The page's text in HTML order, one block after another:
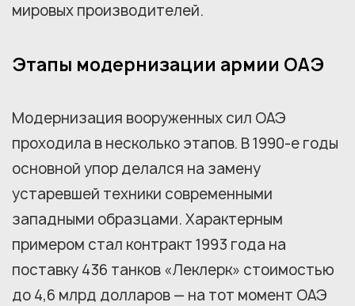
мировых производителей.
Этапы модернизации армии ОАЭ
Модернизация вооруженных сил ОАЭ
проходила в несколько этапов. В 1990-е годы
основной упор делался на замену
устаревшей техники современными
западными образцами. Характерным
примером стал контракт 1993 года на
поставку 436 танков «Леклерк» стоимостью
до 4,6 млрд долларов — на тот момент ОАЭ